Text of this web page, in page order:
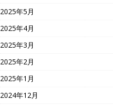
2025年5月
2025年4月
2025年3月
2025年2月
2025年1月
2024年12月